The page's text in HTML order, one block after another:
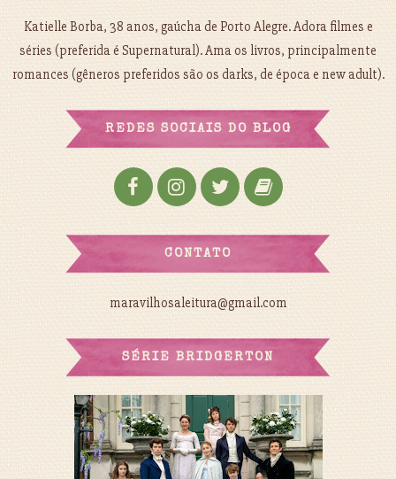
Katielle Borba, 38 anos, gaúcha de Porto Alegre. Adora filmes e
séries (preferida é Supernatural). Ama os livros, principalmente
romances (gêneros preferidos são os darks, de época e new adult).
REDES SOCIAIS DO BLOG
CONTATO
maravilhosaleitura@gmail.com
SÉRIE BRIDGERTON